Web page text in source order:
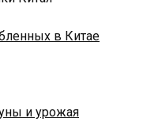
в Китае
и урожая